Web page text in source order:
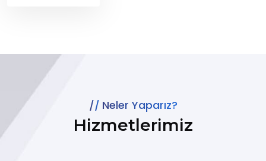
Neler Yaparız?
Hizmetlerimiz